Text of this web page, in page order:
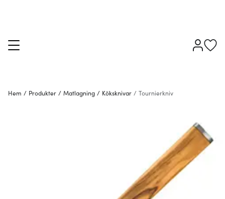
Hem / Produkter / Matlagning / Köksknivar / Tournierkniv